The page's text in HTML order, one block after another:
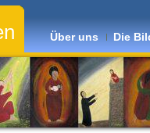
Über uns Die
Markus